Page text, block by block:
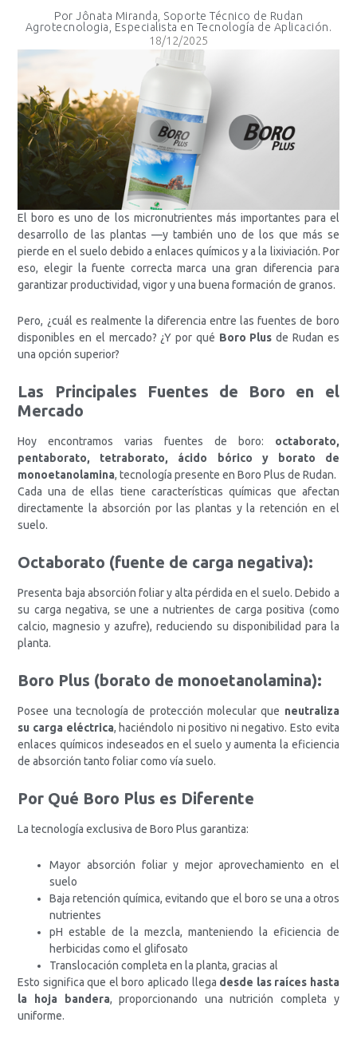
Por Jônata Miranda, Soporte Técnico de Rudan
Agrotecnologia, Especialista en Tecnología de Aplicación.
18/12/2025
El boro es uno de los micronutrientes más importantes para el
desarrollo de las plantas —y también uno de los que más se
pierde en el suelo debido a enlaces químicos y a la lixiviación. Por
eso, elegir la fuente correcta marca una gran diferencia para
garantizar productividad, vigor y una buena formación de granos.
Pero, ¿cuál es realmente la diferencia entre las fuentes de boro
disponibles en el mercado? ¿Y por qué Boro Plus de Rudan es
una opción superior?
Las Principales Fuentes de Boro en el
Mercado
Hoy encontramos varias fuentes de boro: octaborato,
pentaborato, tetraborato, ácido bórico y borato de
monoetanolamina, tecnología presente en Boro Plus de Rudan.
Cada una de ellas tiene características químicas que afectan
directamente la absorción por las plantas y la retención en el
suelo.
Octaborato (fuente de carga negativa):
Presenta baja absorción foliar y alta pérdida en el suelo. Debido a
su carga negativa, se une a nutrientes de carga positiva (como
calcio, magnesio y azufre), reduciendo su disponibilidad para la
planta.
Boro Plus (borato de monoetanolamina):
Posee una tecnología de protección molecular que neutraliza
su carga eléctrica, haciéndolo ni positivo ni negativo. Esto evita
enlaces químicos indeseados en el suelo y aumenta la eficiencia
de absorción tanto foliar como vía suelo.
Por Qué Boro Plus es Diferente
La tecnología exclusiva de Boro Plus garantiza:
Mayor absorción foliar y mejor aprovechamiento en el
suelo
Baja retención química, evitando que el boro se una a otros
nutrientes
pH estable de la mezcla, manteniendo la eficiencia de
herbicidas como el glifosato
Translocación completa en la planta, gracias al
Esto significa que el boro aplicado llega desde las raíces hasta
la hoja bandera, proporcionando una nutrición completa y
uniforme.